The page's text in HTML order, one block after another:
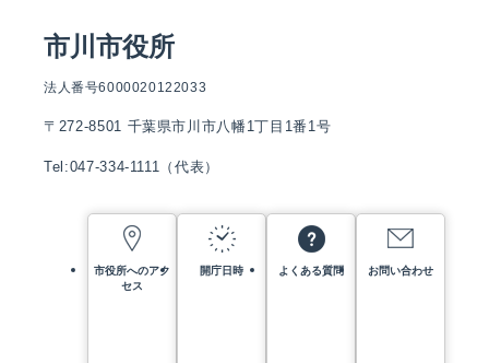
市川市役所
法人番号6000020122033
〒272-8501 千葉県市川市八幡1丁目1番1号
Tel:047-334-1111（代表）
市役所へのアク
セス
開庁日時 よくある質問 お問い合わせ